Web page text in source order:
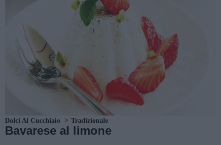
Dolci Al Cucchiaio Tradizionale
Bavarese al limone